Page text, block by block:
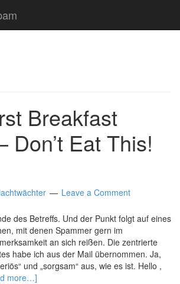
Breakfast
Don’t Eat This!
Leave a Comment
des Betreffs. Und der Punkt folgt auf eines
mit denen Spammer gern im
an sich reißen. Die zentrierte
habe ich aus der Mail übernommen. Ja,
und „sorgsam“ aus, wie es ist. Hello ,
more…]